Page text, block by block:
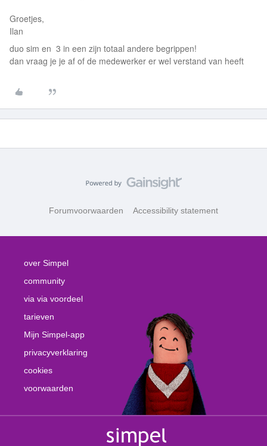
Groetjes,
Ilan
duo sim en 3 in een zijn totaal andere begrippen!
dan vraag je je af of de medewerker er wel verstand van heeft
Forumvoorwaarden Accessibility statement
over Simpel
community
via via voordeel
tarieven
Mijn Simpel-app
privacyverklaring
cookies
voorwaarden